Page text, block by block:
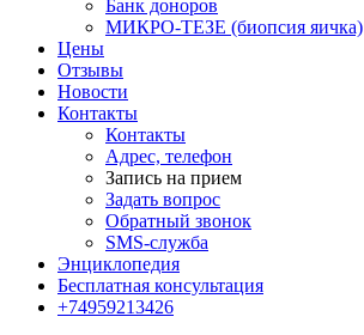
Банк доноров
МИКРО-ТЕЗЕ (биопсия яичка)
Цены
Отзывы
Новости
Контакты
Контакты
Адрес, телефон
Запись на прием
Задать вопрос
Обратный звонок
SMS-служба
Энциклопедия
Бесплатная консультация
+74959213426